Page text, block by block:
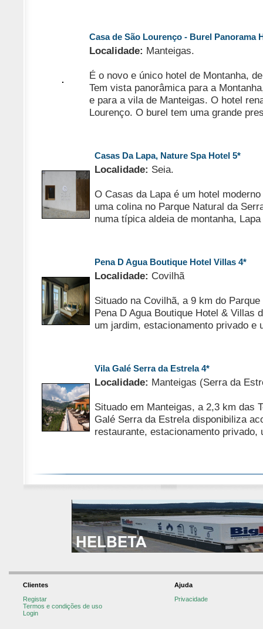
Casa de São Lourenço - Burel Panorama
Localidade: Manteigas.
É o novo e único hotel de Montanha,
Tem vista panorâmica para a
e para a vila de Manteigas. O hotel
Lourenço. O burel tem uma grande
Casas Da Lapa, Nature Spa Hotel 5*
Localidade: Seia.
O Casas da Lapa é um hotel
uma colina no Parque Natural da
numa típica aldeia de montanha,
Pena D Agua Boutique Hotel Villas 4*
Localidade: Covilhã
Situado na Covilhã, a 9 km do
Pena D Agua Boutique Hotel & Villas
um jardim, estacionamento privado e
Vila Galé Serra da Estrela 4*
Localidade: Manteigas (Serra da
Situado em Manteigas, a 2,3 km das
Galé Serra da Estrela disponibiliza
restaurante, estacionamento
Clientes
Registar
Termos e condições de uso
Login
Ajuda
Privacidade